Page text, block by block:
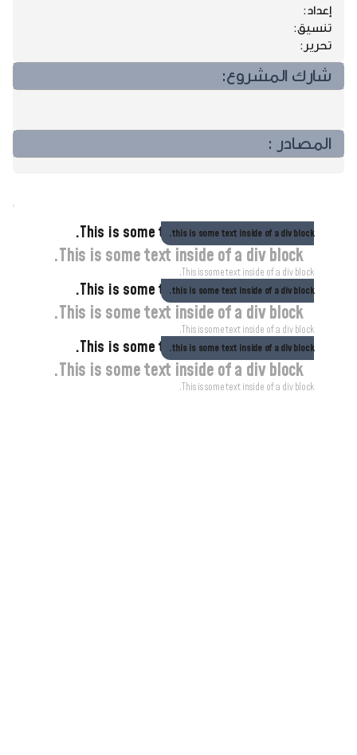
إعداد:
تنسيق:
تحرير:
شارك المشروع:
المصادر :
this is some text inside of a div block.
This is some text inside of a div block.
This is some text inside of a div block.
This is some text inside of a div block.
this is some text inside of a div block.
This is some text inside of a div block.
This is some text inside of a div block.
This is some text inside of a div block.
this is some text inside of a div block.
This is some text inside of a div block.
This is some text inside of a div block.
This is some text inside of a div block.